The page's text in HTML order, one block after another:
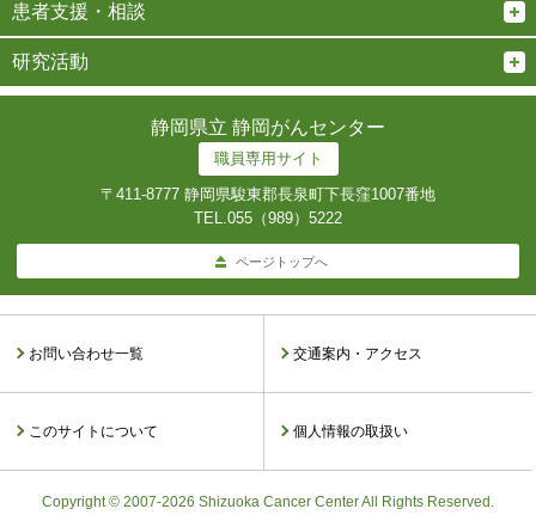
患者支援・相談
研究活動
静岡県立 静岡がんセンター
職員専用サイト
〒411-8777 静岡県駿東郡長泉町下長窪1007番地
TEL.055（989）5222
ページトップへ
お問い合わせ一覧 交通案内・アクセス
このサイトについて 個人情報の取扱い
Copyright © 2007-2026 Shizuoka Cancer Center All Rights Reserved.